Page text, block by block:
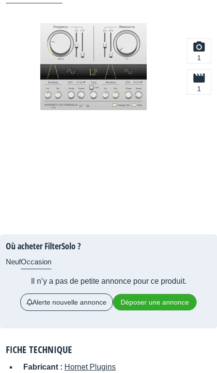
1
1
Où acheter FilterSolo ?
NeufOccasion
Il n’y a pas de petite annonce pour ce produit.
Alerte nouvelle annonce Déposer une annonce
FICHE TECHNIQUE
Fabricant : Hornet Plugins